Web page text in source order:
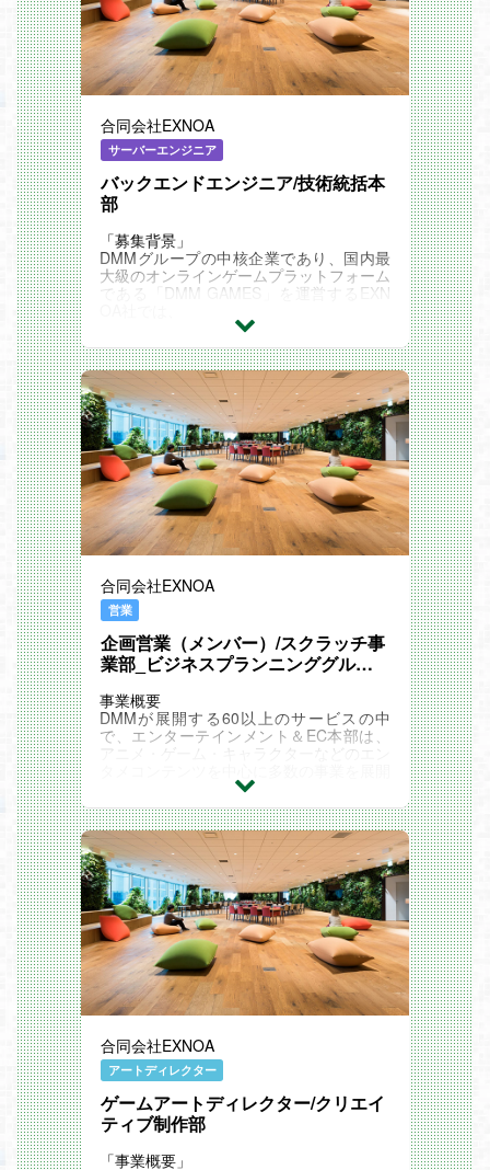
合同会社EXNOA
サーバーエンジニア
バックエンドエンジニア/技術統括本
部
「募集背景」
DMMグループの中核企業であり、国内最
大級のオンラインゲームプラットフォーム
である「DMM GAMES」を運営するEXN
新時代の看板タイトルの創出とさらなる飛
躍を実現するため、横断組織の強化を進行
中！
「事業部概要」
DMM GAMESで開発運用をしているゲー
ムタイトルへの横断的な技術支援、共通基
盤（プロダクト）の開発・運用、会社規模
での課題への対策立案と実施などを行って
いる事業部横断の技術組織です。
組織の業務の多角化が進む中で組織体制の
強化を図るため、 サーバーエンジニアを
募集します！
「業務内容」
DMMGAMESで開発運用しているゲームタ
イトル向けの内製共通基盤のサーバーサイ
ド開発に加えて、技術レビューや技術的な
課題解決を行い、ゲーム開発におけるサー
バーサイドの品質向上をミッションとし
て、 ゲームタイトルの開発・運用を縁の
下で支えるポジションです。
◆具体的な役割
・内部開発ゲームタイトルで利用している
共通基盤の開発・保守
・マイルストーン単位で開発中のゲームタ
イトルの評価（パフォーマンス、セキュリ
・開発、運用中のゲームタイトルから技術
・新技術の調査と推進、技術ナレッジの展
開、及びそれらを目的としたゲームアプリ
の開発
・運営
・AI技術の調査と活用
「開発環境」
【開発マシン】
- WindowsもしくはMac（キーボードはJI
S or US選択可）
【利用技術】
- 開発言語
- PHP
- JavaScript
- ライブラリ/フレームワーク
- Laravel
- コンテナ技術
- Docker
- CI/CD
- CodePipeline
合同会社EXNOA
営業
企画営業（メンバー）/スクラッチ事
業部_ビジネスプランニンググルー
事業概要
DMMが展開する60以上のサービスの中
で、エンターテインメント＆EC本部は、
アニメ・ゲーム・キャラクターなどのエン
その中でも「DMMスクラッチ」は業界最
大規模のオンラインくじサービスとして、
ユーザーに“ワクワクする購買体験”を、パ
ートナー企業に“新たな販路と収益機会”を
提供しています。
▼DMMスクラッチ
https://scratch.dmm.com/
募集背景
事業拡大のため
業務内容
調査→企画→営業獲得→実績の分析・改善
まで一貫してお任せします。
「売ったら終わり」の営業スタイルではな
く伴走型の営業スタイルのため、クライア
ントと長期的な関係構築が可能です。
また企画調査からお任せしますため、SNS
やECサイト等で "今バズってるモノ" を捉
えられる、「流行に敏感な方」にオススメ
です。新しいアイデア大歓迎！といった風
土のチームです。※経験のない商材への挑
戦もOKです！
合同会社EXNOA
アートディレクター
ゲームアートディレクター/クリエイ
ティブ制作部
「事業概要」